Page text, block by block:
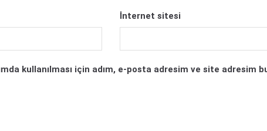
İnternet sitesi
kullanılması için adım, e-posta adresim ve site adresim